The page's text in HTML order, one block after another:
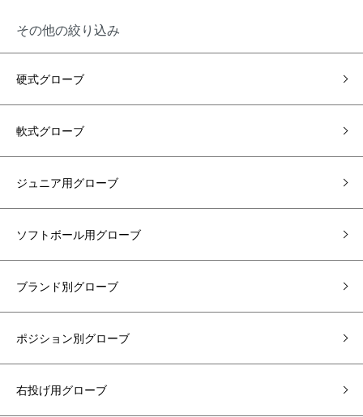
その他の絞り込み
硬式グローブ
軟式グローブ
ジュニア用グローブ
ソフトボール用グローブ
ブランド別グローブ
ポジション別グローブ
右投げ用グローブ